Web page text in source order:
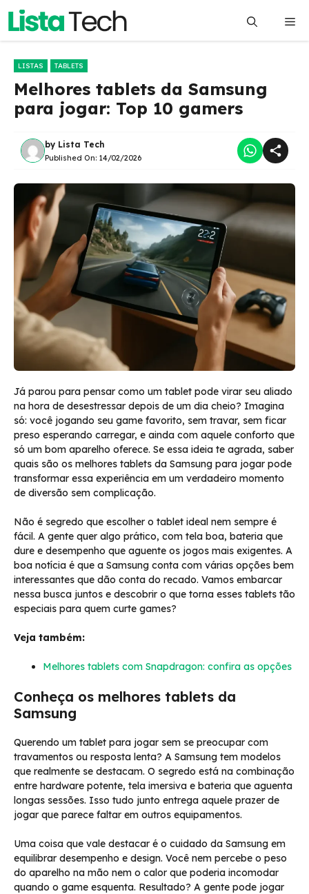
Pular
o
LISTAS TABLETS
Melhores tablets da Samsung
para jogar: Top 10 gamers
by Lista Tech
Published On: 14/02/2026
Já parou para pensar como um tablet pode virar seu aliado
na hora de desestressar depois de um dia cheio? Imagina
só: você jogando seu game favorito, sem travar, sem ficar
preso esperando carregar, e ainda com aquele conforto que
só um bom aparelho oferece. Se essa ideia te agrada, saber
quais são os melhores tablets da Samsung para jogar pode
transformar essa experiência em um verdadeiro momento
de diversão sem complicação.
Não é segredo que escolher o tablet ideal nem sempre é
fácil. A gente quer algo prático, com tela boa, bateria que
dure e desempenho que aguente os jogos mais exigentes. A
boa notícia é que a Samsung conta com várias opções bem
interessantes que dão conta do recado. Vamos embarcar
nessa busca juntos e descobrir o que torna esses tablets tão
especiais para quem curte games?
Veja também:
Melhores tablets com Snapdragon: confira as opções
Conheça os melhores tablets da
Samsung
Querendo um tablet para jogar sem se preocupar com
travamentos ou resposta lenta? A Samsung tem modelos
que realmente se destacam. O segredo está na combinação
entre hardware potente, tela imersiva e bateria que aguenta
longas sessões. Isso tudo junto entrega aquele prazer de
jogar que parece faltar em outros equipamentos.
Uma coisa que vale destacar é o cuidado da Samsung em
equilibrar desempenho e design. Você nem percebe o peso
do aparelho na mão nem o calor que poderia incomodar
quando o game esquenta. Resultado? A gente pode jogar